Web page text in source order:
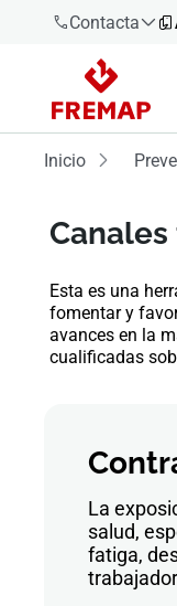
Contacta
900 61 00
61
919 61 61
900 61 00
61
Inicio
Esta es una
fomentar y
avances en la
cualificadas
La
salud,
fatiga,